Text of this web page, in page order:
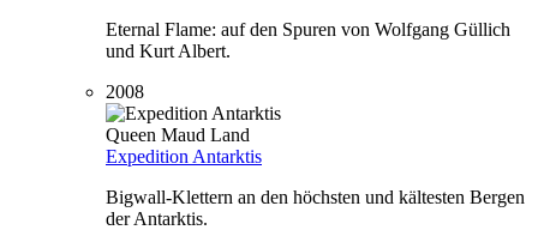
Eternal Flame: auf den Spuren von Wolfgang Güllich
und Kurt Albert.
2008
Queen Maud Land
Expedition Antarktis
Bigwall-Klettern an den höchsten und kältesten Bergen
der Antarktis.